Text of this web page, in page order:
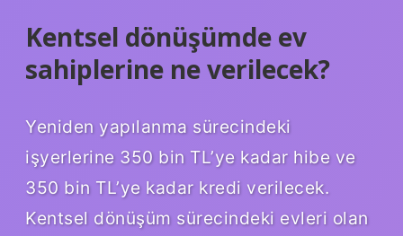
Kentsel dönüşümde ev
sahiplerine ne verilecek?
Yeniden yapılanma sürecindeki
işyerlerine 350 bin TL’ye kadar hibe ve
350 bin TL’ye kadar kredi verilecek.
Kentsel dönüşüm sürecindeki evleri olan